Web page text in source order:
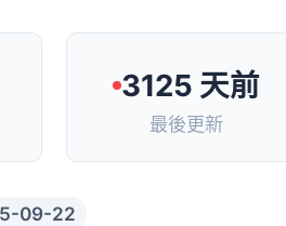
3125 天前
最後更新
09-22